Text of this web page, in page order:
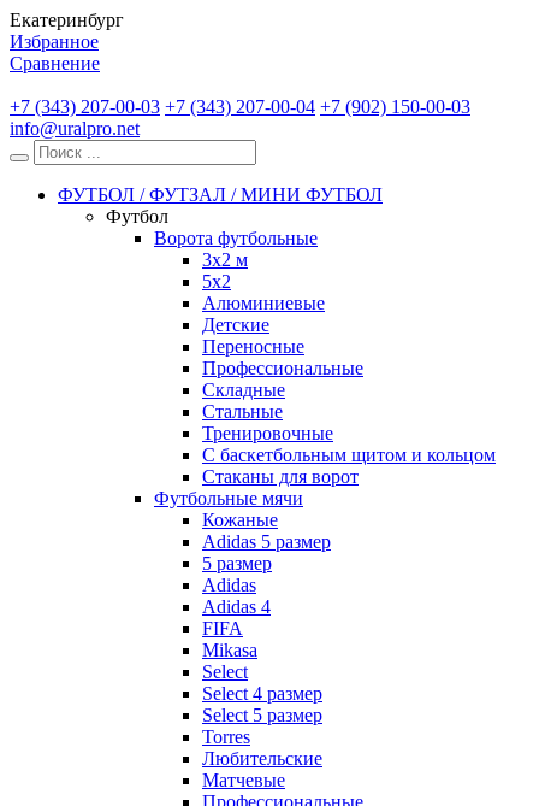
Екатеринбург
Избранное
Сравнение
+7 (343) 207-00-03 +7 (343) 207-00-04 +7 (902) 150-00-03
info@uralpro.net
ФУТБОЛ / ФУТЗАЛ / МИНИ ФУТБОЛ
Футбол
Ворота футбольные
3х2 м
5х2
Алюминиевые
Детские
Переносные
Профессиональные
Складные
Стальные
Тренировочные
С баскетбольным щитом и кольцом
Стаканы для ворот
Футбольные мячи
Кожаные
Adidas 5 размер
5 размер
Adidas
Adidas 4
FIFA
Mikasa
Select
Select 4 размер
Select 5 размер
Torres
Любительские
Матчевые
Профессиональные